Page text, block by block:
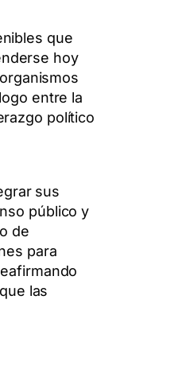
que
hoy
entre la
político
sus
público y
de
para
las